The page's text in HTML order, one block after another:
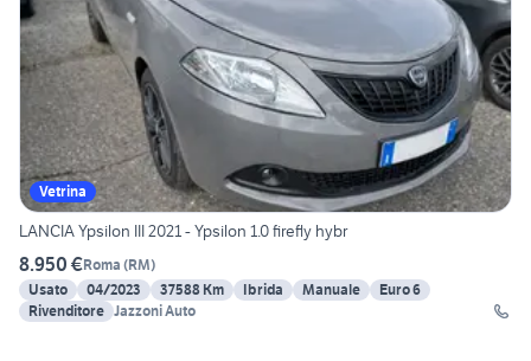
Vetrina
LANCIA Ypsilon III 2021 - Ypsilon 1.0 firefly hybr
8.950 €Roma (RM)
Usato
04/2023 37588 Km Ibrida Manuale
Euro 6
Rivenditore Jazzoni Auto